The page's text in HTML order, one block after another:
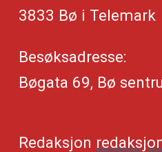
3833 Bø i Telemark
Besøksadresse:
Bøgata 69, Bø
Redaksjon